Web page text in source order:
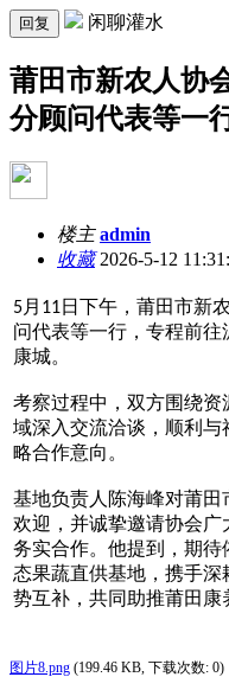
回复 闲聊灌水
莆田市新农人协
分顾问代表等一
楼主 admin
收藏2026-5-12
5月 11日下午，莆田市新
问代表等一行，专程前
康城。
考察过程中，双方围绕
域深入交流洽谈，顺利
略合作意向。
基地负责人陈海峰对莆
欢迎，并诚挚邀请协会
务实合作。他提到，期
态果蔬直供基地，携手
势互补，共同助推莆田
图片8.png (199.46 KB, 下载次数: 0)